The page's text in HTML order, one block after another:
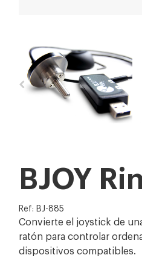
BJOY
Ref: BJ-885
Convierte el joystick de
ratón para controlar
dispositivos compatibles.